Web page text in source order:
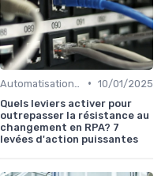
• 10/01/2025
Quels leviers activer pour
outrepasser la résistance au
changement en RPA? 7
levées d'action puissantes